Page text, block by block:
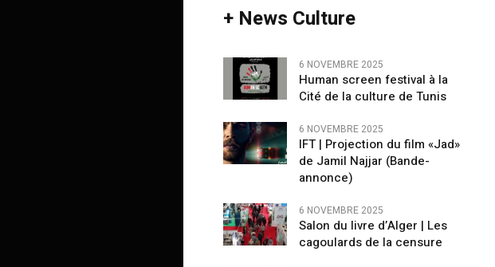
+ News Culture
6 NOVEMBRE 2025
Human screen festival à la
Cité de la culture de Tunis
6 NOVEMBRE 2025
IFT | Projection du film «Jad»
de Jamil Najjar (Bande-
annonce)
6 NOVEMBRE 2025
Salon du livre d’Alger | Les
cagoulards de la censure